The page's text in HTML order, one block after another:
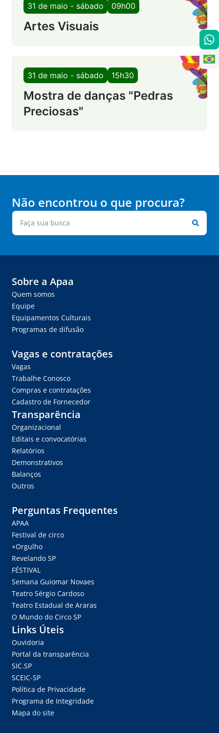
31 de maio - sábado 09h00
Artes Visuais
31 de maio - sábado 15h30
Mostra de danças "Pedras
Preciosas"
Não encontrou o que procura?
Sobre a Apaa
Quem somos
Equipe
Equipamentos Culturais
Programas de difusão
Vagas e contratações
Vagas
Trabalhe Conosco
Compras e contratações
Cadastro de Fornecedor
Transparência
Organizacional
Editais e convocatórias
Relatórios
Demonstrativos
Balanços
Outros
Perguntas Frequentes
APAA
Festival de circo
+Orgulho
Revelando SP
FÉSTIVAL
Semana Guiomar Novaes
Teatro Sérgio Cardoso
Teatro Estadual de Araras
O Mundo do Circo SP
Links Úteis
Ouvidoria
Portal da transparência
SIC.SP
SCEIC-SP
Política de Privacidade
Programa de Integridade
Mapa do site